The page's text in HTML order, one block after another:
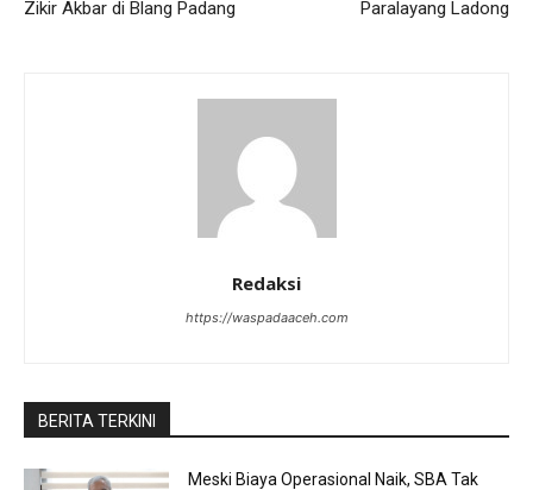
Zikir Akbar di Blang Padang Paralayang Ladong
Redaksi
https://waspadaaceh.com
BERITA TERKINI
Meski Biaya Operasional Naik, SBA Tak